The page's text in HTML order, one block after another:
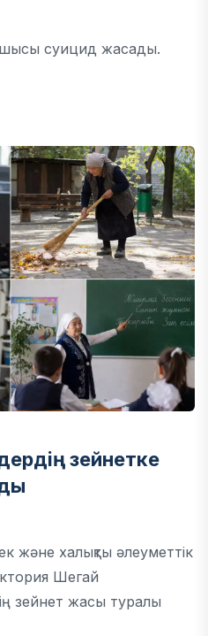
суицид жасады.
зейнетке
және халықты әлеуметтік
Шегай
зейнет жасы туралы